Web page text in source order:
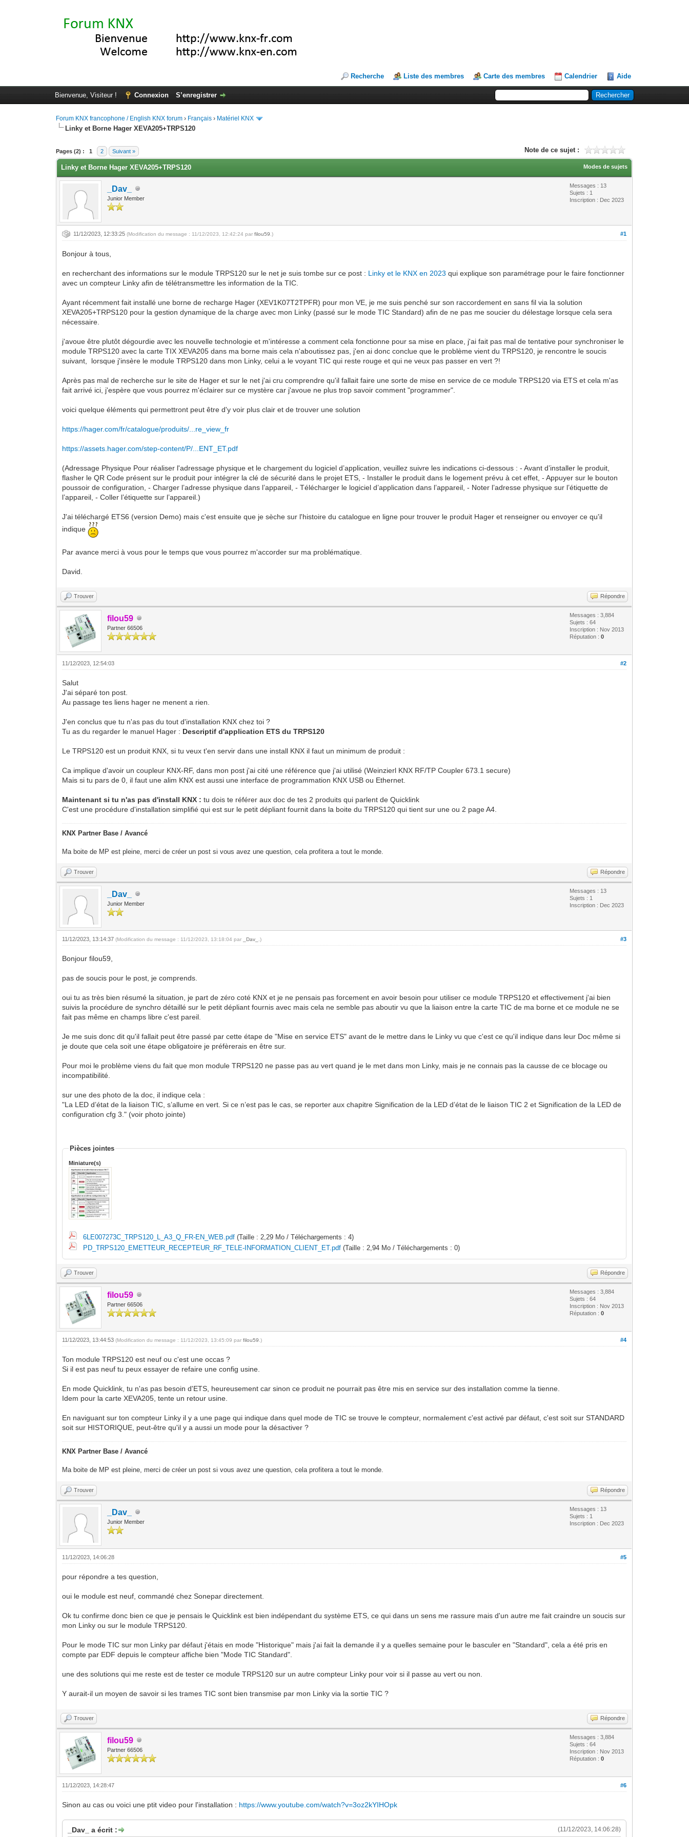
Recherche Liste des membres Carte des membres Calendrier Aide
Bienvenue, Visiteur ! Connexion S’enregistrer
Forum KNX francophone / English KNX forum › Français › Matériel KNX
Linky et Borne Hager XEVA205+TRPS120
Pages (2) : 1 2 Suivant » Note de ce sujet :
Moyenne : 0 (0 vote(s))
1
2
3
4
5
Modes de sujets
Linky et Borne Hager XEVA205+TRPS120
_Dav_
Junior Member
Messages : 13
Sujets : 1
Inscription : Dec 2023
#1
11/12/2023, 12:33:25(Modification du message : 11/12/2023, 12:42:24 parfilou59 .)
Bonjour à tous,
en recherchant des informations sur le module TRPS120 sur le net je suis tombe sur ce post : Linky et le KNX en 2023 qui explique son paramétrage pour le faire fonctionner
avec un compteur Linky afin de télétransmettre les information de la TIC.
Ayant récemment fait installé une borne de recharge Hager (XEV1K07T2TPFR) pour mon VE, je me suis penché sur son raccordement en sans fil via la solution
XEVA205+TRPS120 pour la gestion dynamique de la charge avec mon Linky (passé sur le mode TIC Standard) afin de ne pas me soucier du délestage lorsque cela sera
nécessaire.
j'avoue être plutôt dégourdie avec les nouvelle technologie et m'intéresse a comment cela fonctionne pour sa mise en place, j'ai fait pas mal de tentative pour synchroniser le
module TRPS120 avec la carte TIX XEVA205 dans ma borne mais cela n'aboutissez pas, j'en ai donc conclue que le problème vient du TRPS120, je rencontre le soucis
suivant, lorsque j'insère le module TRPS120 dans mon Linky, celui a le voyant TIC qui reste rouge et qui ne veux pas passer en vert ?!
Après pas mal de recherche sur le site de Hager et sur le net j'ai cru comprendre qu'il fallait faire une sorte de mise en service de ce module TRPS120 via ETS et cela m'as
fait arrivé ici, j'espère que vous pourrez m'éclairer sur ce mystère car j'avoue ne plus trop savoir comment "programmer".
voici quelque éléments qui permettront peut être d'y voir plus clair et de trouver une solution
https://hager.com/fr/catalogue/produits/...re_view_fr
https://assets.hager.com/step-content/P/...ENT_ET.pdf
(Adressage Physique Pour réaliser l'adressage physique et le chargement du logiciel d’application, veuillez suivre les indications ci-dessous : - Avant d’installer le produit,
flasher le QR Code présent sur le produit pour intégrer la clé de sécurité dans le projet ETS, - Installer le produit dans le logement prévu à cet effet, - Appuyer sur le bouton
poussoir de configuration, - Charger l’adresse physique dans l’appareil, - Télécharger le logiciel d’application dans l’appareil, - Noter l’adresse physique sur l’étiquette de
l’appareil, - Coller l’étiquette sur l’appareil.)
J'ai téléchargé ETS6 (version Demo) mais c'est ensuite que je sèche sur l'histoire du catalogue en ligne pour trouver le produit Hager et renseigner ou envoyer ce qu'il
indique
Par avance merci à vous pour le temps que vous pourrez m'accorder sur ma problématique.
David.
Trouver Répondre
filou59
Partner 66506
Messages : 3,884
Sujets : 64
Inscription : Nov 2013
Réputation :0
#2
11/12/2023, 12:54:03
Salut
J'ai séparé ton post.
Au passage tes liens hager ne menent a rien.
J'en conclus que tu n'as pas du tout d'installation KNX chez toi ?
Tu as du regarder le manuel Hager : Descriptif d'application ETS du TRPS120
Le TRPS120 est un produit KNX, si tu veux t'en servir dans une install KNX il faut un minimum de produit :
Ca implique d'avoir un coupleur KNX-RF, dans mon post j'ai cité une référence que j'ai utilisé (Weinzierl KNX RF/TP Coupler 673.1 secure)
Mais si tu pars de 0, il faut une alim KNX est aussi une interface de programmation KNX USB ou Ethernet.
Maintenant si tu n'as pas d'install KNX : tu dois te référer aux doc de tes 2 produits qui parlent de Quicklink
C'est une procédure d'installation simplifié qui est sur le petit dépliant fournit dans la boite du TRPS120 qui tient sur une ou 2 page A4.
KNX Partner Base / Avancé
Ma boite de MP est pleine, merci de créer un post si vous avez une question, cela profitera a tout le monde.
Trouver Répondre
_Dav_
Junior Member
Messages : 13
Sujets : 1
Inscription : Dec 2023
#3
11/12/2023, 13:14:37(Modification du message : 11/12/2023, 13:18:04 par _Dav_ .)
Bonjour filou59,
pas de soucis pour le post, je comprends.
oui tu as très bien résumé la situation, je part de zéro coté KNX et je ne pensais pas forcement en avoir besoin pour utiliser ce module TRPS120 et effectivement j'ai bien
suivis la procédure de synchro détaillé sur le petit dépliant fournis avec mais cela ne semble pas aboutir vu que la liaison entre la carte TIC de ma borne et ce module ne se
fait pas même en champs libre c'est pareil.
Je me suis donc dit qu'il fallait peut être passé par cette étape de "Mise en service ETS" avant de le mettre dans le Linky vu que c'est ce qu'il indique dans leur Doc même si
je doute que cela soit une étape obligatoire je préfèrerais en être sur.
Pour moi le problème viens du fait que mon module TRPS120 ne passe pas au vert quand je le met dans mon Linky, mais je ne connais pas la causse de ce blocage ou
incompatibilité.
sur une des photo de la doc, il indique cela :
"La LED d’état de la liaison TIC, s’allume en vert. Si ce n’est pas le cas, se reporter aux chapitre Signification de la LED d’état de le liaison TIC 2 et Signification de la LED de
configuration cfg 3." (voir photo jointe)
Pièces jointes
Miniature(s)
6LE007273C_TRPS120_L_A3_Q_FR-EN_WEB.pdf (Taille : 2,29 Mo / Téléchargements : 4)
PD_TRPS120_EMETTEUR_RECEPTEUR_RF_TELE-INFORMATION_CLIENT_ET.pdf (Taille : 2,94 Mo / Téléchargements : 0)
Trouver Répondre
filou59
Partner 66506
Messages : 3,884
Sujets : 64
Inscription : Nov 2013
Réputation :0
#4
11/12/2023, 13:44:53(Modification du message : 11/12/2023, 13:45:09 parfilou59 .)
Ton module TRPS120 est neuf ou c'est une occas ?
Si il est pas neuf tu peux essayer de refaire une config usine.
En mode Quicklink, tu n'as pas besoin d'ETS, heureusement car sinon ce produit ne pourrait pas être mis en service sur des installation comme la tienne.
Idem pour la carte XEVA205, tente un retour usine.
En naviguant sur ton compteur Linky il y a une page qui indique dans quel mode de TIC se trouve le compteur, normalement c'est activé par défaut, c'est soit sur STANDARD
soit sur HISTORIQUE, peut-être qu'il y a aussi un mode pour la désactiver ?
KNX Partner Base / Avancé
Ma boite de MP est pleine, merci de créer un post si vous avez une question, cela profitera a tout le monde.
Trouver Répondre
_Dav_
Junior Member
Messages : 13
Sujets : 1
Inscription : Dec 2023
#5
11/12/2023, 14:06:28
pour répondre a tes question,
oui le module est neuf, commandé chez Sonepar directement.
Ok tu confirme donc bien ce que je pensais le Quicklink est bien indépendant du système ETS, ce qui dans un sens me rassure mais d'un autre me fait craindre un soucis sur
mon Linky ou sur le module TRPS120.
Pour le mode TIC sur mon Linky par défaut j'étais en mode "Historique" mais j'ai fait la demande il y a quelles semaine pour le basculer en "Standard", cela a été pris en
compte par EDF depuis le compteur affiche bien "Mode TIC Standard".
une des solutions qui me reste est de tester ce module TRPS120 sur un autre compteur Linky pour voir si il passe au vert ou non.
Y aurait-il un moyen de savoir si les trames TIC sont bien transmise par mon Linky via la sortie TIC ?
Trouver Répondre
filou59
Partner 66506
Messages : 3,884
Sujets : 64
Inscription : Nov 2013
Réputation :0
#6
11/12/2023, 14:28:47
Sinon au cas ou voici une ptit video pour l'installation : https://www.youtube.com/watch?v=3oz2kYIHOpk
(11/12/2023, 14:06:28)
_Dav_ a écrit :